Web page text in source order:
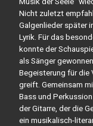
Nicht zuletzt
Galgenlieder später
Lyrik. Für das
konnte der
als Sänger
Begeisterung für die
greift. Gemeinsam
Bass und
der Gitarre, der die
ein musikalisch-